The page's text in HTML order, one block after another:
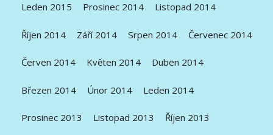
Leden 2015 Prosinec 2014 Listopad 2014
Říjen 2014 Září 2014 Srpen 2014 Červenec 2014
Červen 2014 Květen 2014 Duben 2014
Březen 2014 Únor 2014 Leden 2014
Prosinec 2013 Listopad 2013 Říjen 2013